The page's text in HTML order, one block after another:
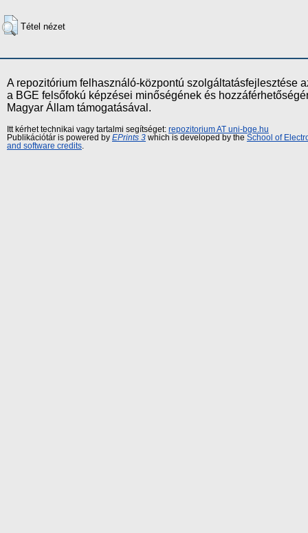
Tétel nézet
A repozitórium felhasználó-központú szolgáltatásfejlesztése
a BGE felsőfokú képzései minőségének és
Magyar Állam támogatásával.
Itt kérhet technikai vagy tartalmi segítséget: repozitorium AT uni-bge.hu
Publikációtár is powered by EPrints 3 which is developed by the School of
and software credits